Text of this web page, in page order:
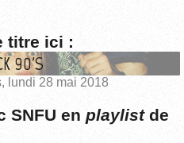
titre ici :
90'S
lundi 28 mai 2018
SNFU en playlistde